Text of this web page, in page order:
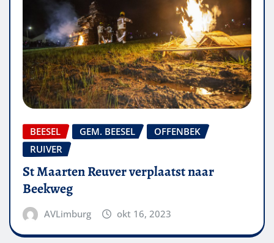
BEESEL GEM. BEESEL
OFFENBEK
RUIVER
St Maarten Reuver verplaatst naar
Beekweg
AVLimburg okt 16, 2023